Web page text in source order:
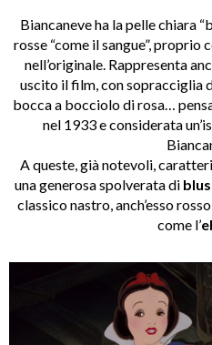
Biancaneve ha la pelle chiara
rosse “come il sangue”,
nell’originale. Rappresenta
uscito il film, con sopracciglia
bocca a bocciolo di rosa…
nel 1933 e considerata
A queste, già notevoli,
una generosa spolverata di
classico nastro, anch’esso
come l’